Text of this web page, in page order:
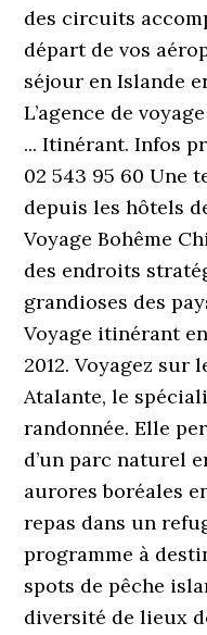
des circuits
départ de vos
séjour en Islande
L’agence de
... Itinérant. Infos
02 543 95 60 Une
depuis les hôtels
Voyage Bohême
des endroits
grandioses des
Voyage itinérant
2012. Voyagez sur
Atalante, le
randonnée. Elle
d’un parc naturel
aurores boréales
repas dans un
programme à
spots de pêche
diversité de lieux